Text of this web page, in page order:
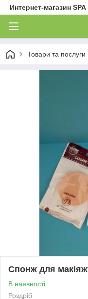
Интернет-магазин SPA
Товари та послуги
Спонж для
В наявності
Роздріб